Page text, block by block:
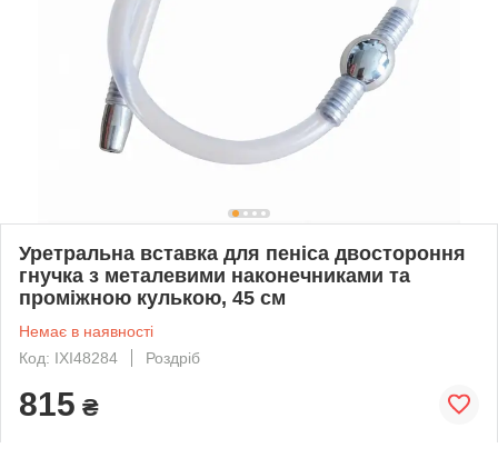
Уретральна вставка для пеніса двостороння
гнучка з металевими наконечниками та
проміжною кулькою, 45 см
Немає в наявності
Код: IXI48284
Роздріб
815 ₴